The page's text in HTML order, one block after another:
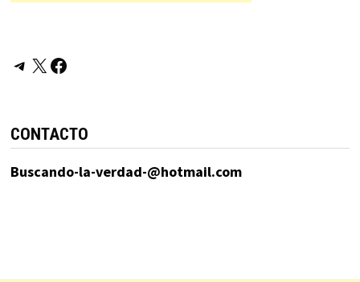
Telegram
X Facebook
CONTACTO
Buscando-la-verdad-@hotmail.com